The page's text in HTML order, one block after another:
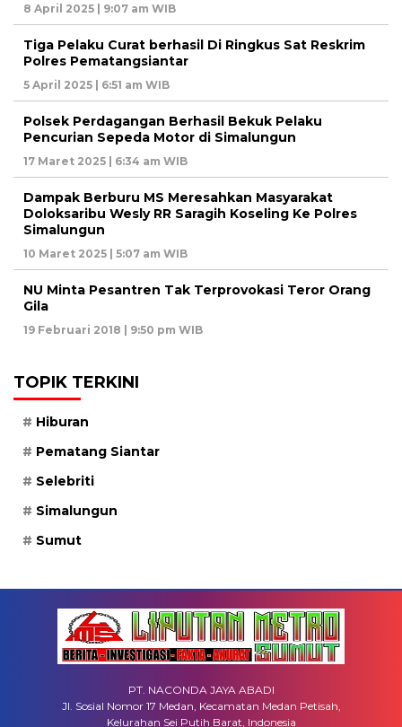
8 April 2025 | 9:07 am WIB
Tiga Pelaku Curat berhasil Di Ringkus Sat Reskrim
Polres Pematangsiantar
5 April 2025 | 6:51 am WIB
Polsek Perdagangan Berhasil Bekuk Pelaku
Pencurian Sepeda Motor di Simalungun
17 Maret 2025 | 6:34 am WIB
Dampak Berburu MS Meresahkan Masyarakat
Doloksaribu Wesly RR Saragih Koseling Ke Polres
Simalungun
10 Maret 2025 | 5:07 am WIB
NU Minta Pesantren Tak Terprovokasi Teror Orang
Gila
19 Februari 2018 | 9:50 pm WIB
TOPIK TERKINI
Hiburan
Pematang Siantar
Selebriti
Simalungun
Sumut
PT. NACONDA JAYA ABADI
Jl. Sosial Nomor 17 Medan, Kecamatan Medan Petisah,
Kelurahan Sei Putih Barat, Indonesia